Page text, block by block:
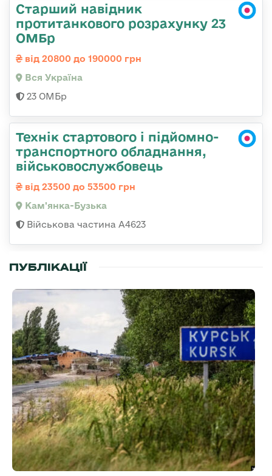
Старший навідник
протитанкового розрахунку 23
ОМБр
від 20800 до 190000 грн
Вся Україна
23 ОМБр
Технік стартового і підйомно-
транспортного обладнання,
військовослужбовець
від 23500 до 53500 грн
Кам'янка-Бузька
Військова частина А4623
ПУБЛІКАЦІЇ